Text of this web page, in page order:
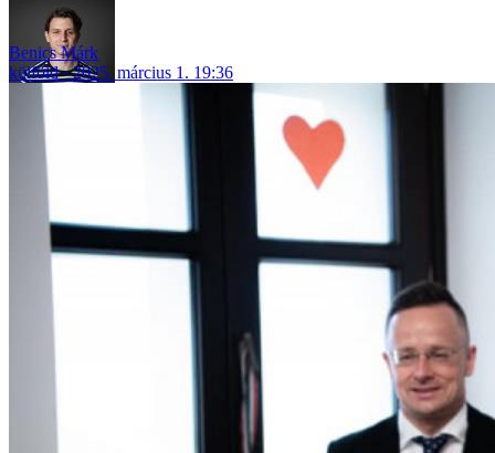
Benics Márk
külföld
2025. március 1. 19:36